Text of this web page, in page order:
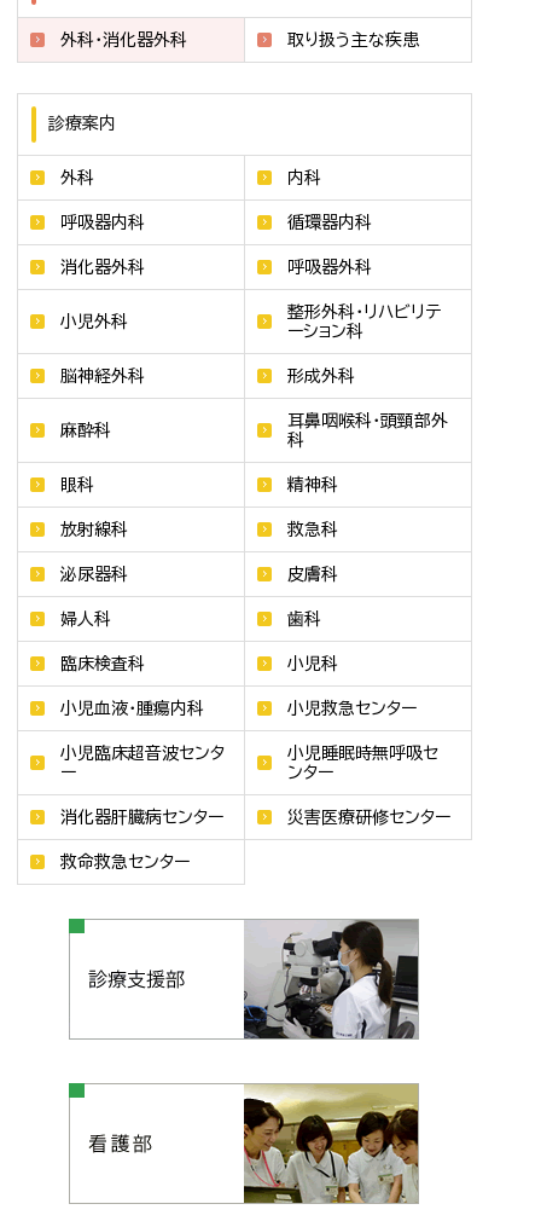
外科・消化器外科 取り扱う主な疾患
診療案内
外科 内科
呼吸器内科 循環器内科
消化器外科 呼吸器外科
小児外科
整形外科・リハビリテ
ーション科
脳神経外科 形成外科
麻酔科
耳鼻咽喉科・頭頸部外
科
眼科 精神科
放射線科 救急科
泌尿器科 皮膚科
婦人科 歯科
臨床検査科 小児科
小児血液・腫瘍内科 小児救急センター
小児臨床超音波センタ
ー
小児睡眠時無呼吸セ
ンター
消化器肝臓病センター 災害医療研修センター
救命救急センター